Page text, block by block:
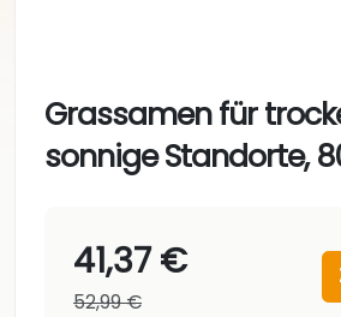
Grassamen für
sonnige Standorte,
41,37 €
52,99 €